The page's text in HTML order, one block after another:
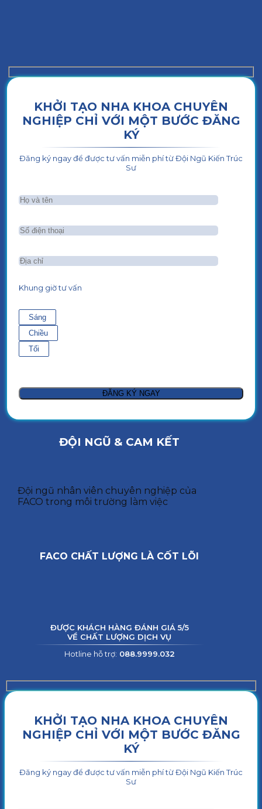
KHỞI TẠO NHA KHOA CHUYÊN
NGHIỆP CHỈ VỚI MỘT BƯỚC ĐĂNG
KÝ
Đăng ký ngay để được tư vấn miễn phí từ Đội Ngũ Kiến Trúc
Sư
Khung giờ tư vấn
Sáng
Chiều
Tối
ĐỘI NGŨ & CAM KẾT
Đội ngũ nhân viên chuyên nghiệp của
FACO trong môi trường làm việc
FACO CHẤT LƯỢNG LÀ CỐT LÕI
ĐƯỢC KHÁCH HÀNG ĐÁNH GIÁ 5/5
VỀ CHẤT LƯỢNG DỊCH VỤ
Hotline hỗ trợ: 088.9999.032
KHỞI TẠO NHA KHOA CHUYÊN
NGHIỆP CHỈ VỚI MỘT BƯỚC ĐĂNG
KÝ
Đăng ký ngay để được tư vấn miễn phí từ Đội Ngũ Kiến Trúc
Sư